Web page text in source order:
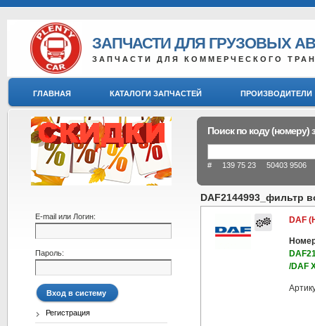
ЗАПЧАСТИ ДЛЯ ГРУЗОВЫХ
ЗАПЧАСТИ ДЛЯ КОММЕРЧЕСКОГО
ГЛАВНАЯ КАТАЛОГИ ЗАПЧАСТЕЙ ПРОИЗВОДИТЕЛИ
Поиск по коду (номеру)
# 139 75 23 50403 9506
DAF2144993_фильтр
DAF
/DAF
E-mail или Логин:
Пароль:
Регистрация